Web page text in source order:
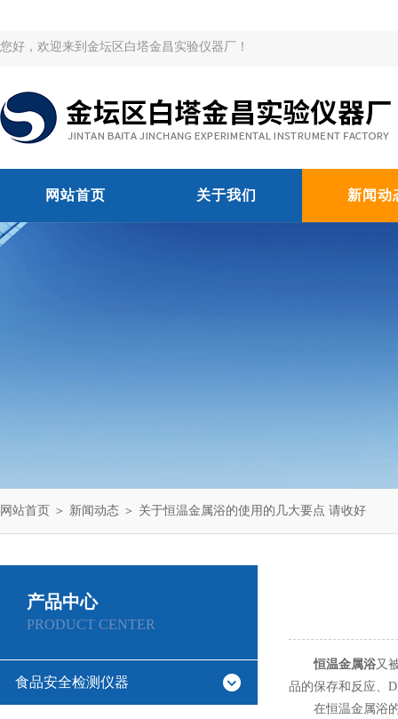
您好，欢迎来到金坛区白塔金昌实验仪器厂！
网站首页 关于我们 新闻动
网站首页 ＞ 新闻动态 ＞ 关于恒温金属浴的使用的几大要点 请收好
产品中心
PRODUCT CENTER
食品安全检测仪器
恒温金属浴又
品的保存和反应、
在恒温金属浴的